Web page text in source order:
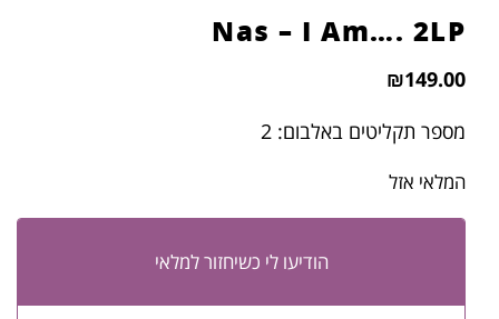
Nas – I Am…. 2LP
₪149.00
מספר תקליטים באלבום: 2
המלאי אזל
הודיעו לי כשיחזור למלאי